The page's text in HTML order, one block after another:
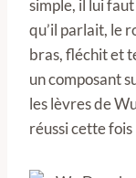
simple, il lui
qu’il parlait, le
bras, fléchit et
un composant
les lèvres de
réussi cette fois